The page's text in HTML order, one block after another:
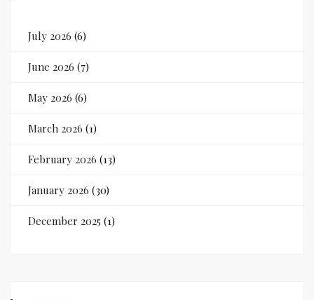
July 2026 (6)
June 2026 (7)
May 2026 (6)
March 2026 (1)
February 2026 (13)
January 2026 (30)
December 2025 (1)